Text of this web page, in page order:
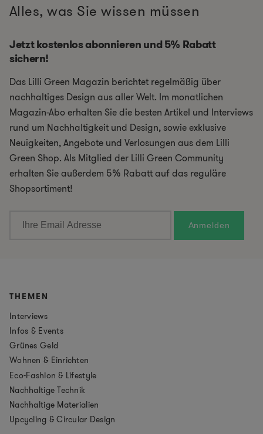
Alles, was Sie wissen müssen
Jetzt kostenlos abonnieren und 5% Rabatt
sichern!
Das Lilli Green Magazin berichtet regelmäßig über
nachhaltiges Design aus aller Welt. Im monatlichen
Magazin-Abo erhalten Sie die besten Artikel und Interviews
rund um Nachhaltigkeit und Design, sowie exklusive
Neuigkeiten, Angebote und Verlosungen aus dem Lilli
Green Shop. Als Mitglied der Lilli Green Community
erhalten Sie außerdem 5% Rabatt auf das reguläre
Shopsortiment!
THEMEN
Interviews
Infos & Events
Grünes Geld
Wohnen & Einrichten
Eco-Fashion & Lifestyle
Nachhaltige Technik
Nachhaltige Materialien
Upcycling & Circular Design